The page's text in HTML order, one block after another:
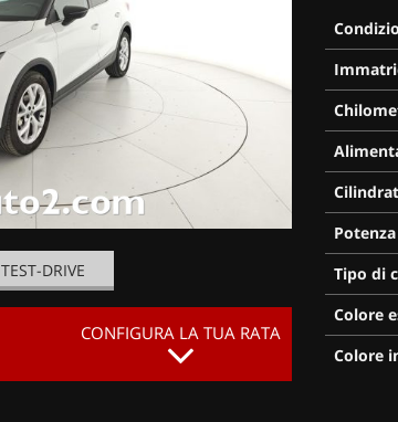
TEST-DRIVE
CONFIGURA LA TUA RATA
Potenza
Tipo di
Colore
Colore